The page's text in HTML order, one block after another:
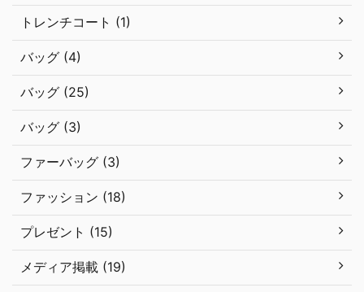
トレンチコート (1)
バッグ (4)
バッグ (25)
バッグ (3)
ファーバッグ (3)
ファッション (18)
プレゼント (15)
メディア掲載 (19)